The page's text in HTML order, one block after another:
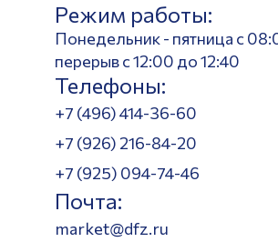
Режим работы:
Понедельник - пятница с
перерыв с 12:00 до 12:40
Телефоны:
+7 (496) 414-36-60
+7 (926) 216-84-20
+7 (925) 094-74-46
Почта:
market@dfz.ru